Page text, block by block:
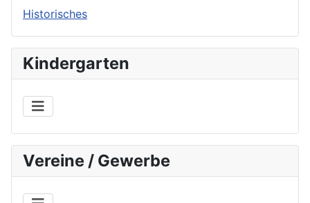
Historisches
Kindergarten
Vereine / Gewerbe